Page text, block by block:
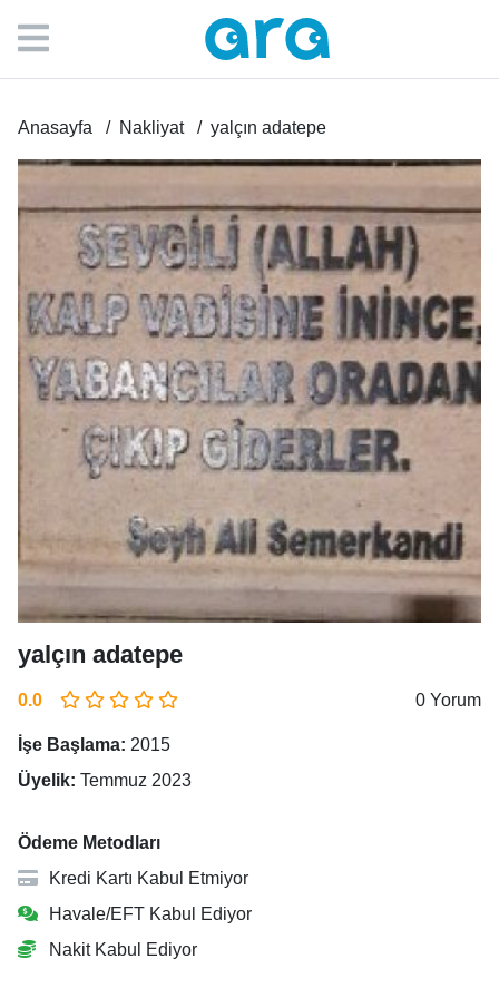
Anasayfa Nakliyat yalçın adatepe
yalçın adatepe
0.0 0 Yorum
İşe Başlama: 2015
Üyelik: Temmuz 2023
Ödeme Metodları
Kredi Kartı Kabul Etmiyor
Havale/EFT Kabul Ediyor
Nakit Kabul Ediyor